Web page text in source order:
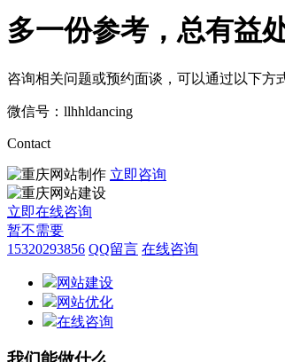
多一份参考，总有益
咨询相关问题或预约面谈，可以通过以下方
微信号：llhhldancing
Contact
立即咨询
立即在线咨询
暂不需要
15320293856 QQ留言 在线咨询
网站建设
网站优化
在线咨询